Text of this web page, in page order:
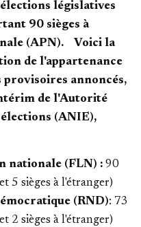
législatives
90 sièges à
(APN). Voici la
de l'appartenance
annoncés,
de l'Autorité
(ANIE),
nationale (FLN) : 90
5 sièges à l'étranger)
(RND): 73
2 sièges à l'étranger)